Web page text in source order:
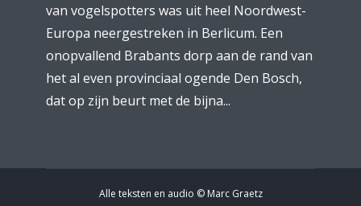
van vogelspotters was uit heel Noordwest-
Europa neergestreken in Berlicum. Een
onopvallend Brabants dorp aan de rand van
het al even provinciaal ogende Den Bosch,
dat op zijn beurt met de bijna...
Alle teksten en audio © Marc Graetz